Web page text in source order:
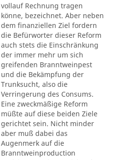
vollauf Rechnung tragen
könne, bezeichnet. Aber neben
dem finanziellen Ziel fordern
die Befürworter dieser Reform
auch stets die Einschränkung
der immer mehr um sich
greifenden Branntweinpest
und die Bekämpfung der
Trunksucht, also die
Verringerung des Consums.
Eine zweckmäßige Reform
müßte auf diese beiden Ziele
gerichtet sein. Nicht minder
aber muß dabei das
Augenmerk auf die
Branntweinproduction